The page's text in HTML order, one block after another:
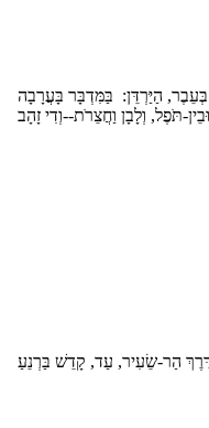
הַיַּרְדֵּן: בַּמִּדְבָּר בָּעֲרָבָה